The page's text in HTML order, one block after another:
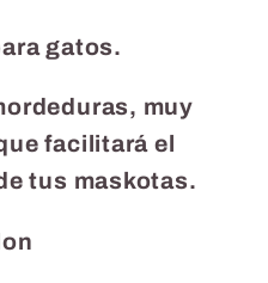
gatos.
muy
facilitará el
tus maskotas.